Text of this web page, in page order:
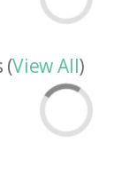
(View All)